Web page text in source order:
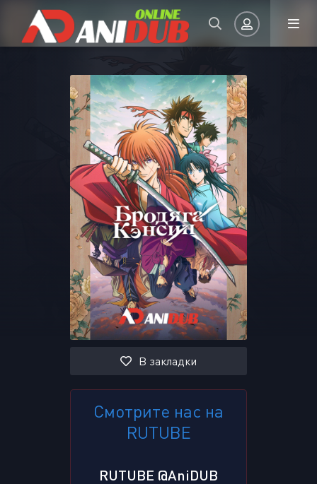
Авторизация
Запомнить
ВОЙТИ НА САЙТ
Восстановить пароль
Или войти через
В закладки
Смотрите нас на
RUTUBE
RUTUBE @AniDUB